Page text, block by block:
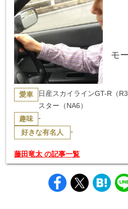
モ
愛車
日産スカイラインGT-R（
スター（NA6）
趣味 -
好きな有名人 -
藤田竜太 の記事一覧